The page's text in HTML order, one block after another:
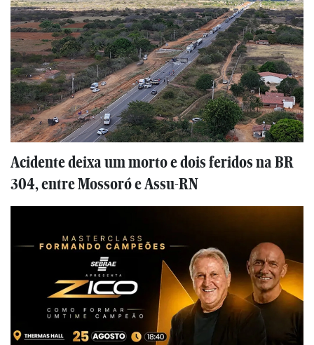
Acidente deixa um morto e dois feridos na BR
304, entre Mossoró e Assu-RN